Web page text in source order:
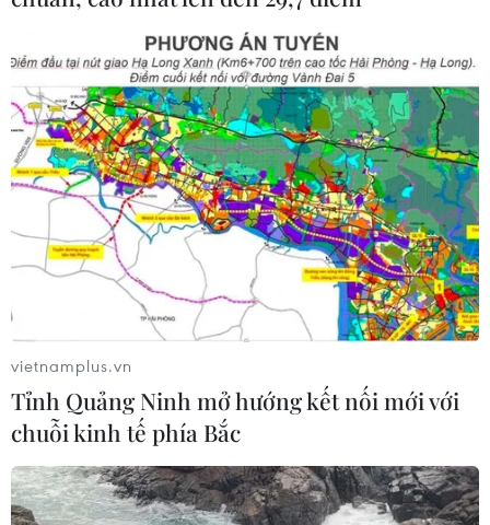
vietnamplus.vn
Tỉnh Quảng Ninh mở hướng kết nối mới với
chuỗi kinh tế phía Bắc